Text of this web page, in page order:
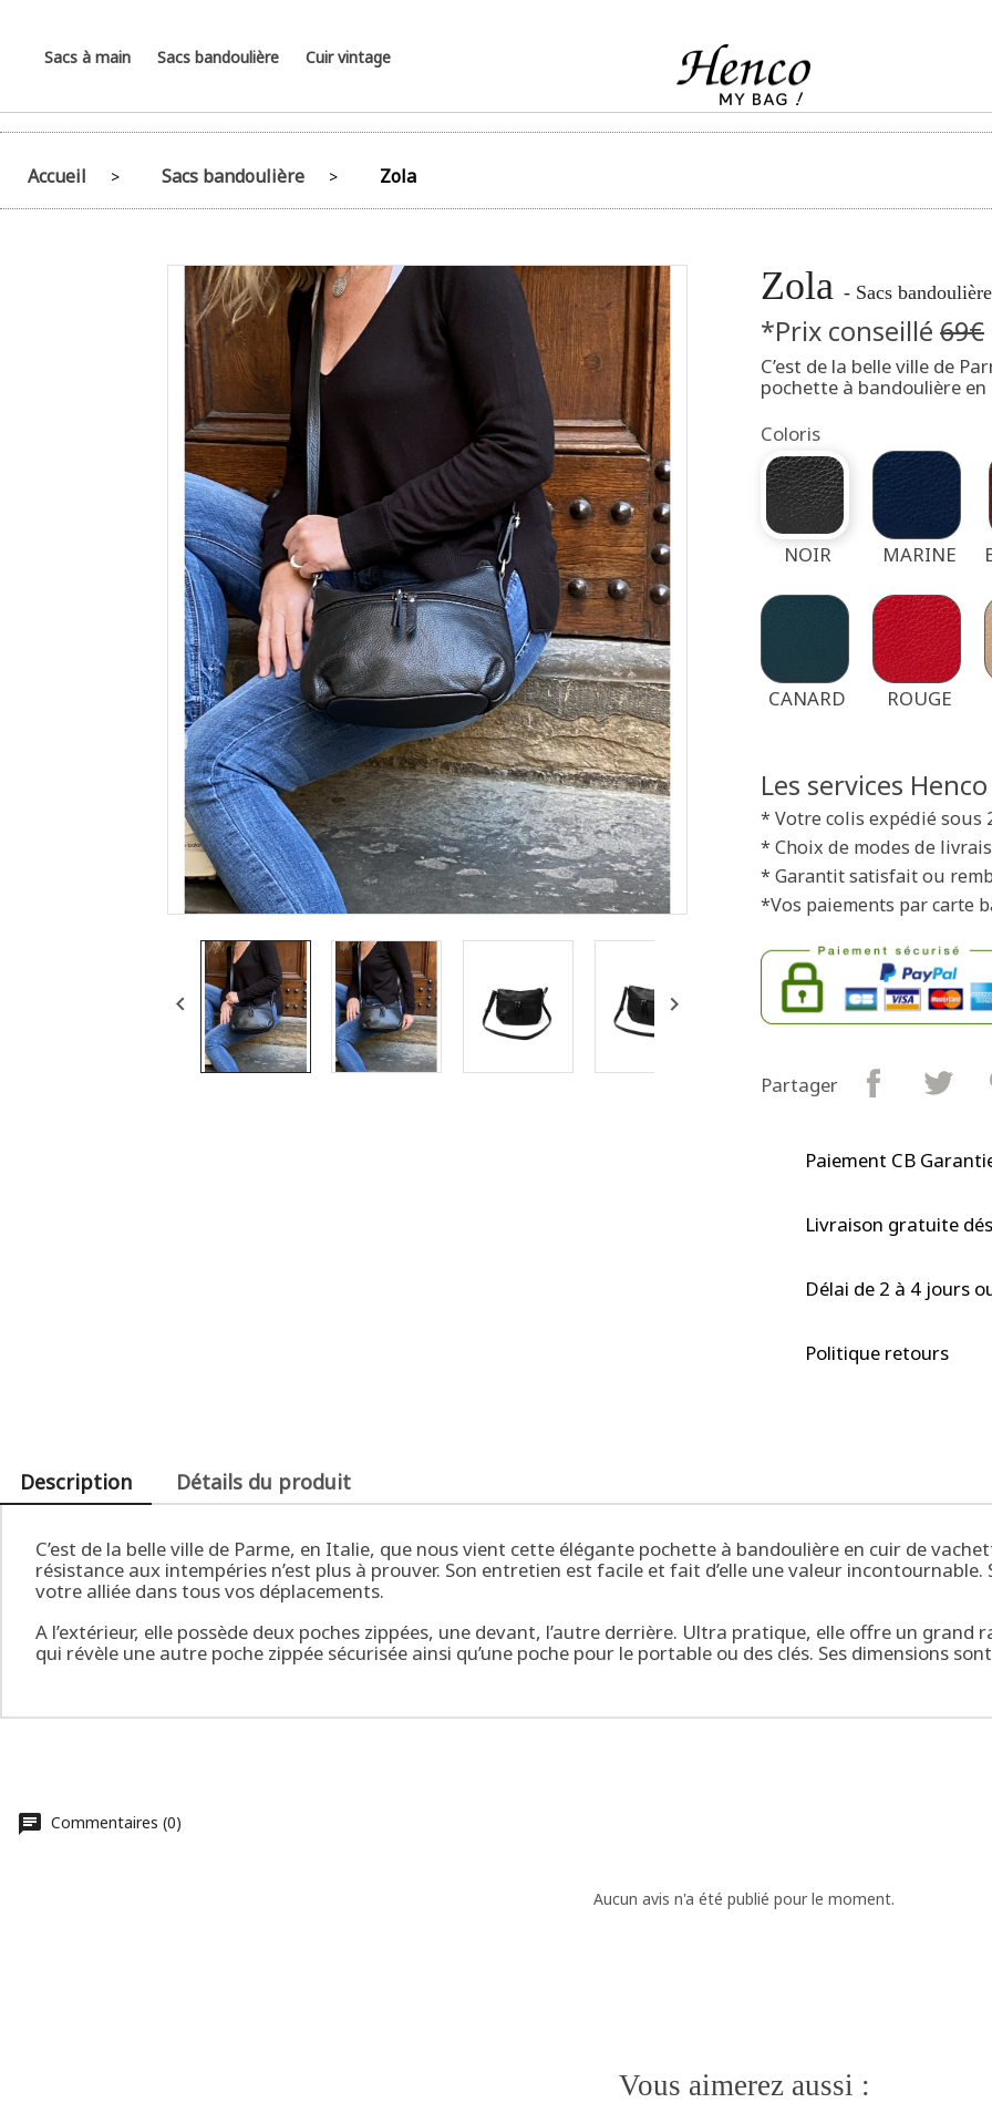
Sacs à main Sacs bandoulière Cuir vintage
Accueil Sacs bandoulière Zola
 
Zola - Sacs
*Prix conseillé 69€
C’est de la belle ville de
pochette à bandoulière
Coloris
NOIR MARINE
CANARD ROUGE
Les services Henco
* Votre colis expédié sous
* Choix de modes de
* Garantit satisfait ou
*Vos paiements par carte
Partager
Paiement CB
Livraison gratuite
Délai de 2 à 4 jours
Politique retours
Description Détails du produit
C’est de la belle ville de Parme, en Italie, que nous vient cette élégante pochette à bandoulière en cuir de
résistance aux intempéries n’est plus à prouver. Son entretien est facile et fait d’elle une valeur
votre alliée dans tous vos déplacements.
A l’extérieur, elle possède deux poches zippées, une devant, l’autre derrière. Ultra pratique, elle offre un
qui révèle une autre poche zippée sécurisée ainsi qu’une poche pour le portable ou des clés. Ses dimensions
Commentaires (0)
Aucun avis n'a été publié pour le moment.
Vous aimerez aussi :